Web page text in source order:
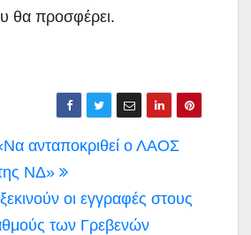
θα προσφέρει.
ανταποκριθεί ο ΛΑΟΣ
ΝΔ»
οι εγγραφές στους
των Γρεβενών